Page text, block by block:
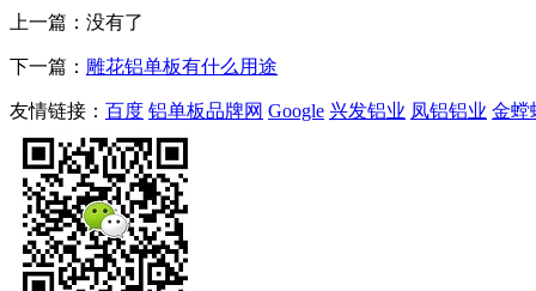
上一篇：没有了
下一篇： 雕花铝单板有什么用途
友情链接： 百度 铝单板品牌网 Google 兴发铝业 凤铝铝业 金螳